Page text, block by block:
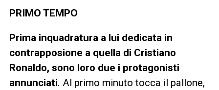
PRIMO TEMPO
Prima inquadratura a lui dedicata in
contrapposione a quella di Cristiano
Ronaldo, sono loro due i protagonisti
annunciati. Al primo minuto tocca il pallone,